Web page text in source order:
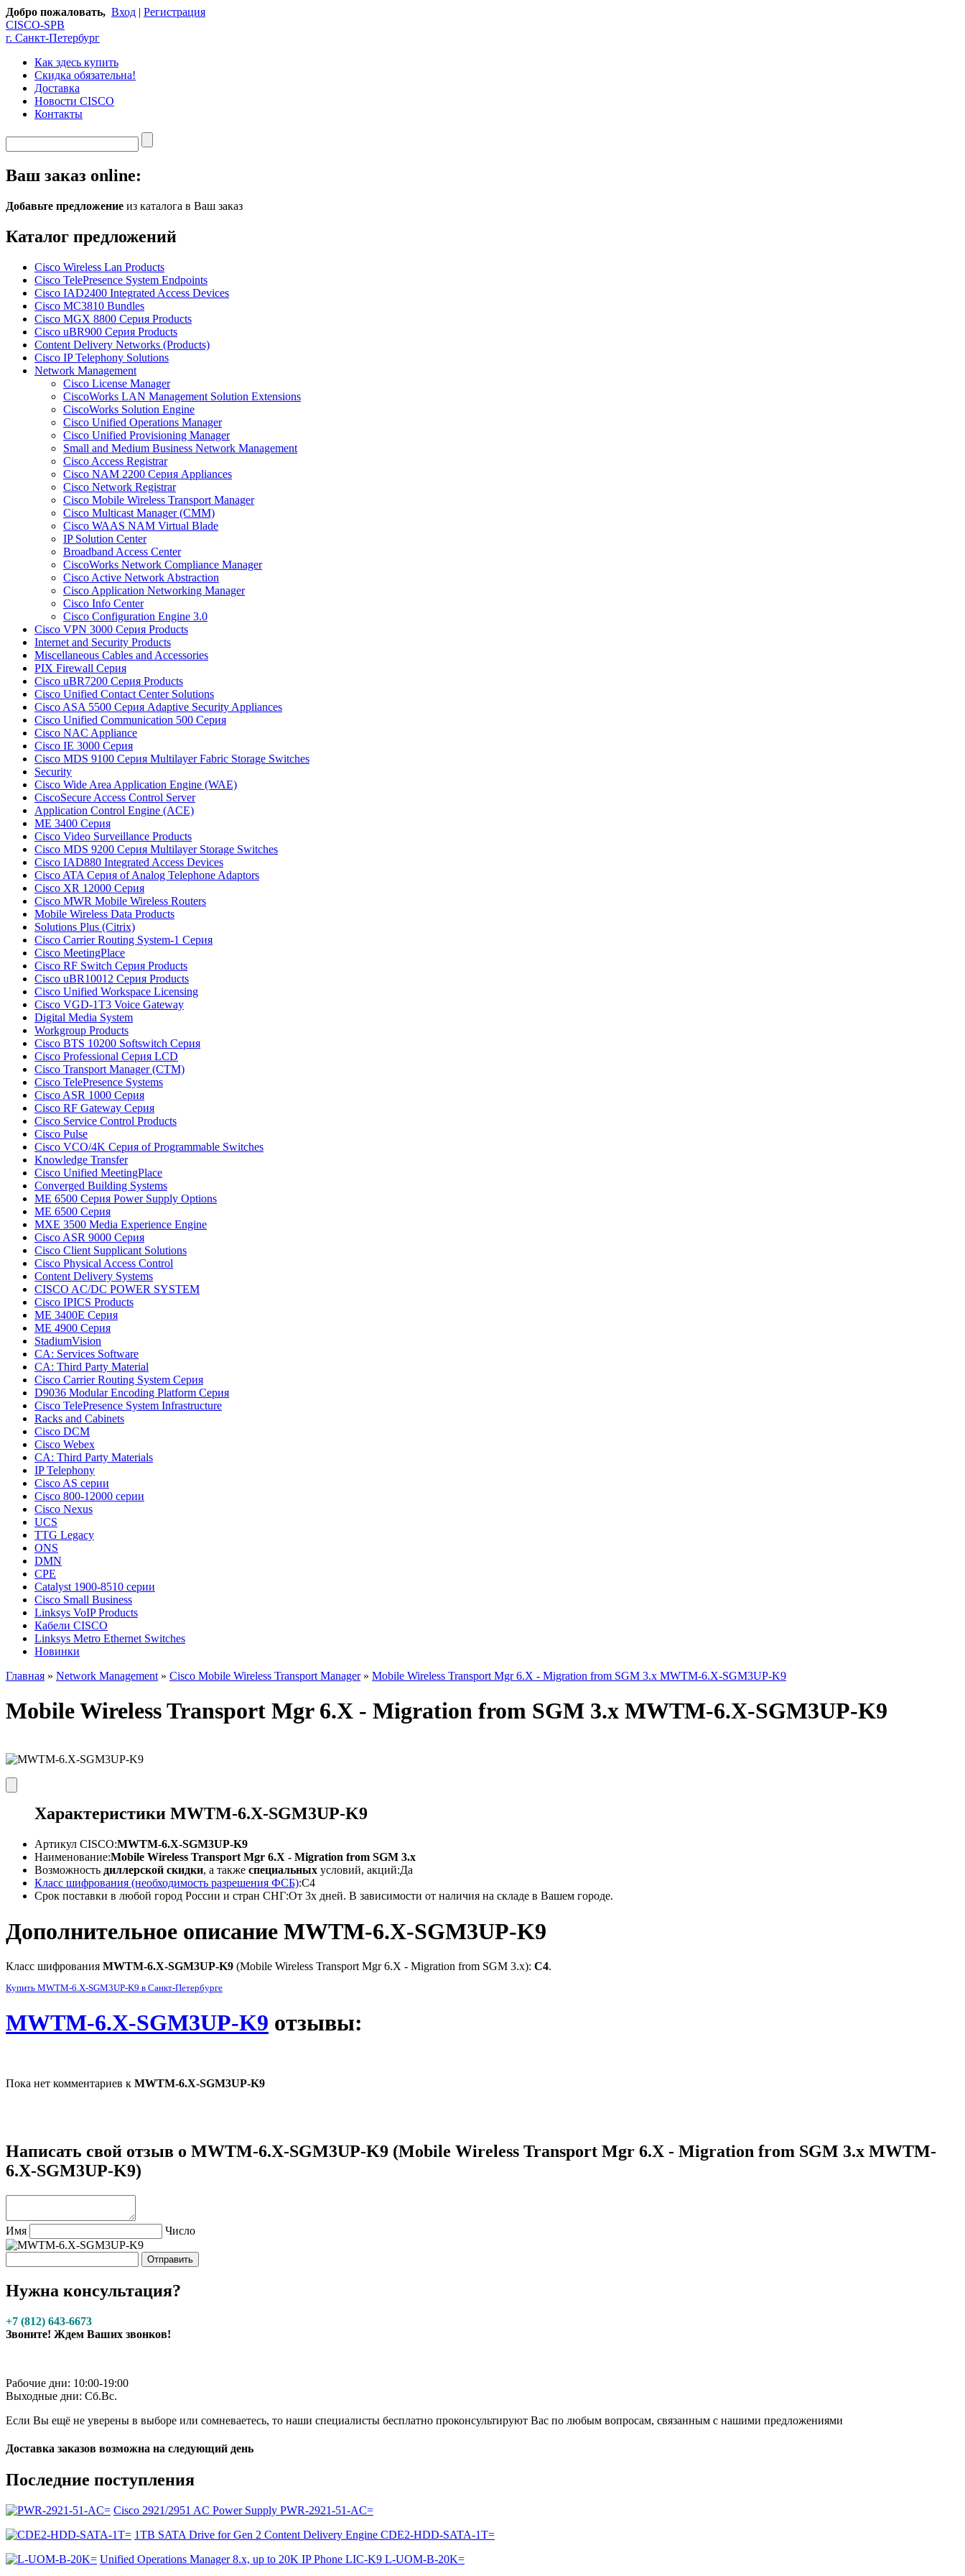
Добро пожаловать, Вход | Регистрация
CISCO-SPB
г. Санкт-Петербург
Как здесь купить
Скидка обязательна!
Доставка
Новости CISCO
Контакты
Ваш заказ online:
Добавьте предложение из каталога в Ваш заказ
Каталог предложений
Cisco Wireless Lan Products
Cisco TelePresence System Endpoints
Cisco IAD2400 Integrated Access Devices
Cisco MC3810 Bundles
Cisco MGX 8800 Серия Products
Cisco uBR900 Серия Products
Content Delivery Networks (Products)
Cisco IP Telephony Solutions
Network Management
Cisco License Manager
CiscoWorks LAN Management Solution Extensions
CiscoWorks Solution Engine
Cisco Unified Operations Manager
Cisco Unified Provisioning Manager
Small and Medium Business Network Management
Cisco Access Registrar
Cisco NAM 2200 Серия Appliances
Cisco Network Registrar
Cisco Mobile Wireless Transport Manager
Cisco Multicast Manager (CMM)
Cisco WAAS NAM Virtual Blade
IP Solution Center
Broadband Access Center
CiscoWorks Network Compliance Manager
Cisco Active Network Abstraction
Cisco Application Networking Manager
Cisco Info Center
Cisco Configuration Engine 3.0
Cisco VPN 3000 Серия Products
Internet and Security Products
Miscellaneous Cables and Accessories
PIX Firewall Серия
Cisco uBR7200 Серия Products
Cisco Unified Contact Center Solutions
Cisco ASA 5500 Серия Adaptive Security Appliances
Cisco Unified Communication 500 Серия
Cisco NAC Appliance
Cisco IE 3000 Серия
Cisco MDS 9100 Серия Multilayer Fabric Storage Switches
Security
Cisco Wide Area Application Engine (WAE)
CiscoSecure Access Control Server
Application Control Engine (ACE)
ME 3400 Серия
Cisco Video Surveillance Products
Cisco MDS 9200 Серия Multilayer Storage Switches
Cisco IAD880 Integrated Access Devices
Cisco ATA Серия of Analog Telephone Adaptors
Cisco XR 12000 Серия
Cisco MWR Mobile Wireless Routers
Mobile Wireless Data Products
Solutions Plus (Citrix)
Cisco Carrier Routing System-1 Серия
Cisco MeetingPlace
Cisco RF Switch Серия Products
Cisco uBR10012 Серия Products
Cisco Unified Workspace Licensing
Cisco VGD-1T3 Voice Gateway
Digital Media System
Workgroup Products
Cisco BTS 10200 Softswitch Серия
Cisco Professional Серия LCD
Cisco Transport Manager (CTM)
Cisco TelePresence Systems
Cisco ASR 1000 Серия
Cisco RF Gateway Серия
Cisco Service Control Products
Cisco Pulse
Cisco VCO/4K Серия of Programmable Switches
Knowledge Transfer
Cisco Unified MeetingPlace
Converged Building Systems
ME 6500 Серия Power Supply Options
ME 6500 Серия
MXE 3500 Media Experience Engine
Cisco ASR 9000 Серия
Cisco Client Supplicant Solutions
Cisco Physical Access Control
Content Delivery Systems
CISCO AC/DC POWER SYSTEM
Cisco IPICS Products
ME 3400E Серия
ME 4900 Серия
StadiumVision
CA: Services Software
CA: Third Party Material
Cisco Carrier Routing System Серия
D9036 Modular Encoding Platform Серия
Cisco TelePresence System Infrastructure
Racks and Cabinets
Cisco DCM
Cisco Webex
CA: Third Party Materials
IP Telephony
Cisco AS серии
Cisco 800-12000 серии
Cisco Nexus
UCS
TTG Legacy
ONS
DMN
CPE
Catalyst 1900-8510 серии
Cisco Small Business
Linksys VoIP Products
Кабели CISCO
Linksys Metro Ethernet Switches
Новинки
Главная » Network Management » Cisco Mobile Wireless Transport Manager» Mobile Wireless Transport Mgr 6.X - Migration from SGM 3.x MWTM-6.X-SGM3UP-K9
Mobile Wireless Transport Mgr 6.X - Migration from SGM 3.x MWTM-6.X-SGM3UP-K9
Характеристики MWTM-6.X-SGM3UP-K9
Артикул CISCO:MWTM-6.X-SGM3UP-K9
Наименование:Mobile Wireless Transport Mgr 6.X - Migration from SGM 3.x
Возможность диллерской скидки, а также специальных условий, акций:Да
Класс шифрования (необходимость разрешения ФСБ):C4
Срок поставки в любой город России и стран СНГ:От 3х дней. В зависимости от наличия на складе в Вашем городе.
Дополнительное описание MWTM-6.X-SGM3UP-K9
Класс шифрования MWTM-6.X-SGM3UP-K9 (Mobile Wireless Transport Mgr 6.X - Migration from SGM 3.x): C4.
Купить MWTM-6.X-SGM3UP-K9 в Санкт-Петербурге
MWTM-6.X-SGM3UP-K9 отзывы:
Пока нет комментариев к MWTM-6.X-SGM3UP-K9
Написать свой отзыв о MWTM-6.X-SGM3UP-K9 (Mobile Wireless Transport Mgr 6.X - Migration from SGM 3.x MWTM-
6.X-SGM3UP-K9)
Имя Число
Нужна консультация?
+7 (812) 643-6673
Звоните! Ждем Ваших звонков!
Рабочие дни: 10:00-19:00
Выходные дни: Сб.Вс.
Если Вы ещё не уверены в выборе или сомневаетесь, то наши специалисты бесплатно проконсультируют Вас по любым вопросам, связанным с нашими предложениями
Доставка заказов возможна на следующий день
Последние поступления
Cisco 2921/2951 AC Power Supply PWR-2921-51-AC=
1TB SATA Drive for Gen 2 Content Delivery Engine CDE2-HDD-SATA-1T=
Unified Operations Manager 8.x, up to 20K IP Phone LIC-K9 L-UOM-B-20K=